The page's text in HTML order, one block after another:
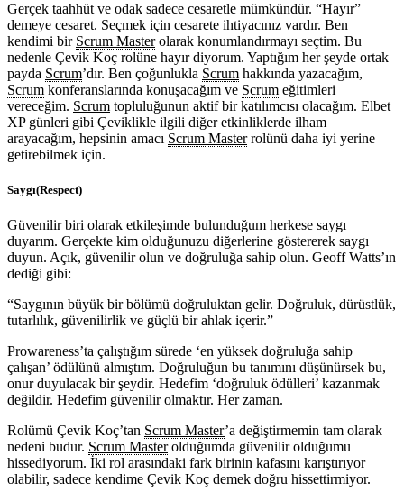
Gerçek taahhüt ve odak sadece cesaretle mümkündür. “Hayır”
demeye cesaret. Seçmek için cesarete ihtiyacınız vardır. Ben
kendimi bir Scrum Masterolarak konumlandırmayı seçtim. Bu
nedenle Çevik Koç rolüne hayır diyorum. Yaptığım her şeyde ortak
payda Scrum’dır. Ben çoğunlukla Scrum hakkında yazacağım,
Scrum konferanslarında konuşacağım ve Scrum eğitimleri
vereceğim. Scrum topluluğunun aktif bir katılımcısı olacağım. Elbet
XP günleri gibi Çeviklikle ilgili diğer etkinliklerde ilham
arayacağım, hepsinin amacı Scrum Masterrolünü daha iyi yerine
getirebilmek için.
Saygı(Respect)
Güvenilir biri olarak etkileşimde bulunduğum herkese saygı
duyarım. Gerçekte kim olduğunuzu diğerlerine göstererek saygı
duyun. Açık, güvenilir olun ve doğruluğa sahip olun. Geoff Watts’ın
dediği gibi:
“Saygının büyük bir bölümü doğruluktan gelir. Doğruluk, dürüstlük,
tutarlılık, güvenilirlik ve güçlü bir ahlak içerir.”
Prowareness’ta çalıştığım sürede ‘en yüksek doğruluğa sahip
çalışan’ ödülünü almıştım. Doğruluğun bu tanımını düşünürsek bu,
onur duyulacak bir şeydir. Hedefim ‘doğruluk ödülleri’ kazanmak
değildir. Hedefim güvenilir olmaktır. Her zaman.
Rolümü Çevik Koç’tan Scrum Master’a değiştirmemin tam olarak
nedeni budur. Scrum Masterolduğumda güvenilir olduğumu
hissediyorum. İki rol arasındaki fark birinin kafasını karıştırıyor
olabilir, sadece kendime Çevik Koç demek doğru hissettirmiyor.